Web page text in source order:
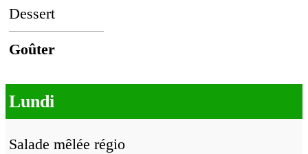
Dessert
Goûter
Lundi
Salade mêlée régio